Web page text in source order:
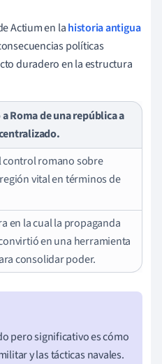
Actium en lahistoria antigua
políticas
duradero en la estructura
Roma de una república a
control romano sobre
vital en términos de
en la cual la propaganda
en una herramienta
consolidar poder.
pero significativo es cómo
y las tácticas navales.